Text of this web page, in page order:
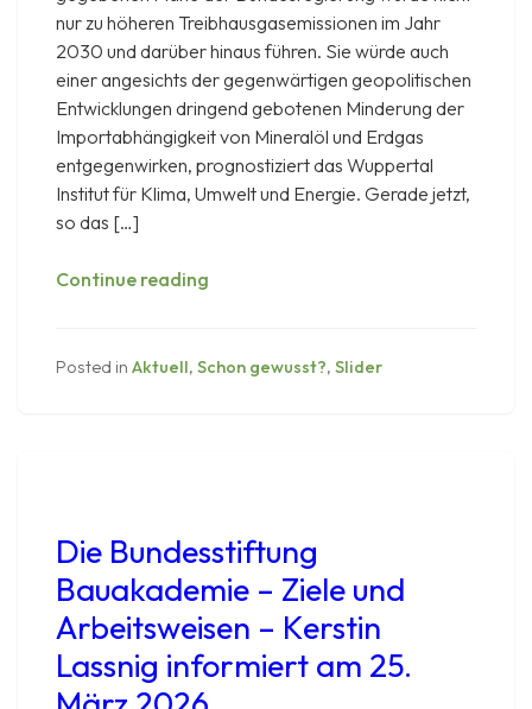
nur zu höheren Treibhausgasemissionen im Jahr
2030 und darüber hinaus führen. Sie würde auch
einer angesichts der gegenwärtigen geopolitischen
Entwicklungen dringend gebotenen Minderung der
Importabhängigkeit von Mineralöl und Erdgas
entgegenwirken, prognostiziert das Wuppertal
Institut für Klima, Umwelt und Energie. Gerade jetzt,
so das […]
Continue reading
ist
Klimaschutzziele
Posted in Aktuell, Schon gewusst?, Slider
Die Bundesstiftung
Bauakademie – Ziele und
Arbeitsweisen – Kerstin
Lassnig informiert am 25.